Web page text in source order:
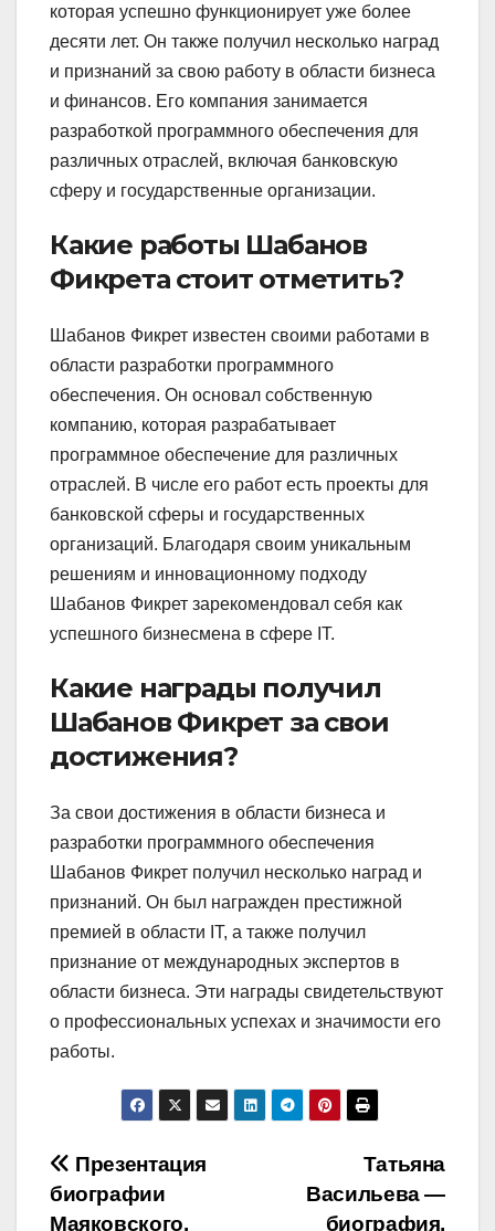
которая успешно функционирует уже более
десяти лет. Он также получил несколько наград
и признаний за свою работу в области бизнеса
и финансов. Его компания занимается
разработкой программного обеспечения для
различных отраслей, включая банковскую
сферу и государственные организации.
Какие работы Шабанов
Фикрета стоит отметить?
Шабанов Фикрет известен своими работами в
области разработки программного
обеспечения. Он основал собственную
компанию, которая разрабатывает
программное обеспечение для различных
отраслей. В числе его работ есть проекты для
банковской сферы и государственных
организаций. Благодаря своим уникальным
решениям и инновационному подходу
Шабанов Фикрет зарекомендовал себя как
успешного бизнесмена в сфере IT.
Какие награды получил
Шабанов Фикрет за свои
достижения?
За свои достижения в области бизнеса и
разработки программного обеспечения
Шабанов Фикрет получил несколько наград и
признаний. Он был награжден престижной
премией в области IT, а также получил
признание от международных экспертов в
области бизнеса. Эти награды свидетельствуют
о профессиональных успехах и значимости его
работы.
Навигация
по
Татьяна
Васильева —
биография,
Презентация
биографии
Маяковского.